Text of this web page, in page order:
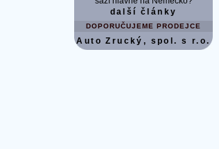
další články
DOPORUČUJEME PRODEJCE
Auto Zrucký, spol. s r.o.